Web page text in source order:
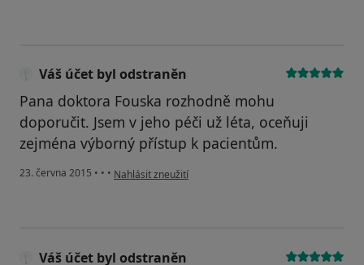
Váš účet byl odstraněn
Pana doktora Fouska rozhodně mohu
doporučit. Jsem v jeho péči už léta, oceňuji
zejména výborný přístup k pacientům.
23. června 2015 • • • podle názoru uživatele Váš účet byl odstraněn
Nahlásit zneužití
Váš účet byl odstraněn